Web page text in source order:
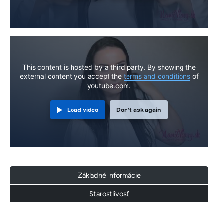
This content is hosted by a third party. By showing the
external content you accept the terms and conditionsof
youtube.com.
Load video Don't ask again
Základné informácie
Starostlivosť